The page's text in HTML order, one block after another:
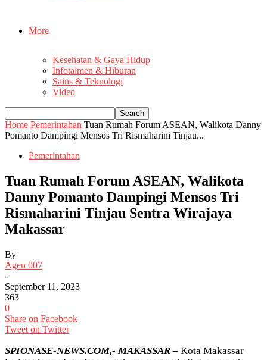
More
Kesehatan & Gaya Hidup
Infotaimen & Hiburan
Sains & Teknologi
Video
Home Pemerintahan Tuan Rumah Forum ASEAN, Walikota Danny
Pomanto Dampingi Mensos Tri Rismaharini Tinjau...
Pemerintahan
Tuan Rumah Forum ASEAN, Walikota
Danny Pomanto Dampingi Mensos Tri
Rismaharini Tinjau Sentra Wirajaya
Makassar
By
Agen 007
-
September 11, 2023
363
0
Share on Facebook
Tweet on Twitter
SPIONASE-NEWS.COM,- MAKASSAR – Kota Makassar